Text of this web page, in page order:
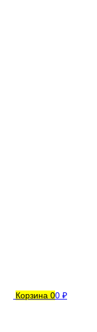
Корзина 00 ₽